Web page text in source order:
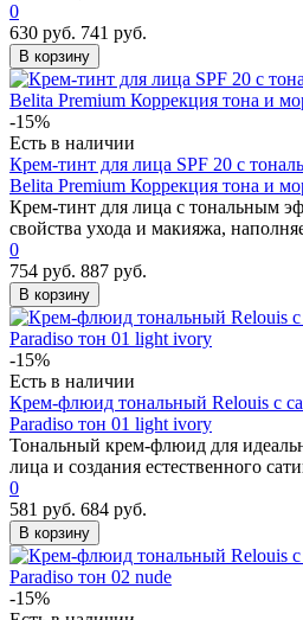
0
630 руб. 741 руб.
В корзину
-15%
Есть в наличии
Крем-тинт для лица SPF 20 с
Belita Premium Коррекция тона и
Крем-тинт для лица с тональным
свойства ухода и макияжа,
0
754 руб. 887 руб.
В корзину
-15%
Есть в наличии
Крем-флюид тональный Relouis c
Paradiso тон 01 light ivory
Тональный крем-флюид для
лица и создания естественного
0
581 руб. 684 руб.
В корзину
-15%